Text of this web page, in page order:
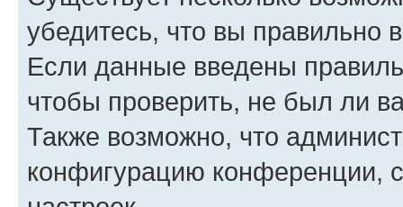
убедитесь, что вы правильно
Если данные введены
чтобы проверить, не был ли
Также возможно, что
конфигурацию конференции,